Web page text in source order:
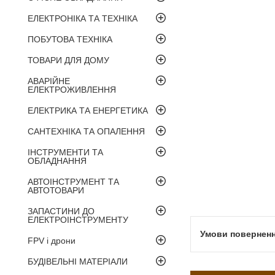
ЕЛЕКТРОНІКА ТА ТЕХНІКА
ПОБУТОВА ТЕХНІКА
ТОВАРИ ДЛЯ ДОМУ
АВАРІЙНЕ
ЕЛЕКТРОЖИВЛЕННЯ
ЕЛЕКТРИКА ТА ЕНЕРГЕТИКА
САНТЕХНІКА ТА ОПАЛЕННЯ
ІНСТРУМЕНТИ ТА
ОБЛАДНАННЯ
АВТОІНСТРУМЕНТ ТА
АВТОТОВАРИ
ЗАПАСТИНИ ДО
ЕЛЕКТРОІНСТРУМЕНТУ
FPV і дрони
БУДІВЕЛЬНІ МАТЕРІАЛИ